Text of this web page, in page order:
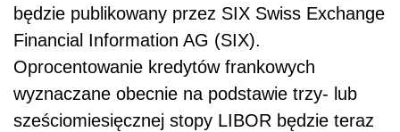
będzie publikowany przez SIX Swiss Exchange
Financial Information AG (SIX).
Oprocentowanie kredytów frankowych
wyznaczane obecnie na podstawie trzy- lub
sześciomiesięcznej stopy LIBOR będzie teraz